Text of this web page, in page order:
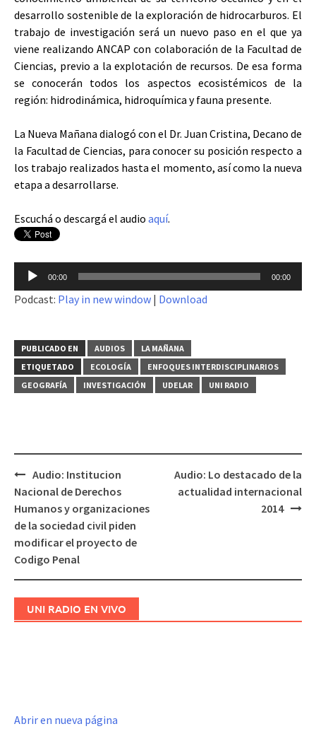
desarrollo sostenible de la exploración de hidrocarburos. El
trabajo de investigación será un nuevo paso en el que ya
viene realizando ANCAP con colaboración de la Facultad de
Ciencias, previo a la explotación de recursos. De esa forma
se conocerán todos los aspectos ecosistémicos de la
región: hidrodinámica, hidroquímica y fauna presente.
La Nueva Mañana dialogó con el Dr. Juan Cristina, Decano de
la Facultad de Ciencias, para conocer su posición respecto a
los trabajo realizados hasta el momento, así como la nueva
etapa a desarrollarse.
Escuchá o descargá el audio aquí.
Reproductor
de
audio
00:00 00:00
Podcast: Play in new window | Download
PUBLICADO EN AUDIOS
LA MAÑANA
ETIQUETADO
ECOLOGÍA
ENFOQUES INTERDISCIPLINARIOS
GEOGRAFÍA
INVESTIGACIÓN UDELAR UNI RADIO
Navegación
de
entradas
Audio: Institucion
Nacional de Derechos
Humanos y organizaciones
de la sociedad civil piden
modificar el proyecto de
Codigo Penal
Audio: Lo destacado de la
actualidad internacional
2014
UNI RADIO EN VIVO
Abrir en nueva página